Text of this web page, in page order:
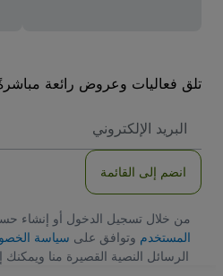
تلق فعاليات وعروض رائعة
الاكتروني
انضم إلى القائمة
من خلال تسجيل الدخول أو إنشاء
المستخدم وتوافق على سياسة
الرسائل النصية القصيرة منا